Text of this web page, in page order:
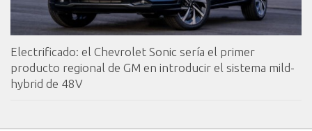
Electrificado: el Chevrolet Sonic sería el primer
producto regional de GM en introducir el sistema mild-
hybrid de 48V